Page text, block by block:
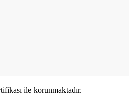
ile korunmaktadır.